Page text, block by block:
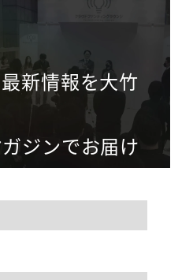
新情報を大竹
ジンでお届け